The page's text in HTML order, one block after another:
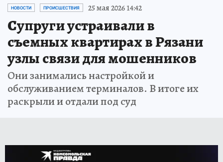
НОВОСТИ ПРОИСШЕСТВИЯ 25 мая 2026 14:42
Супруги устраивали в
съемных квартирах в Рязани
узлы связи для мошенников
Они занимались настройкой и
обслуживанием терминалов. В итоге их
раскрыли и отдали под суд